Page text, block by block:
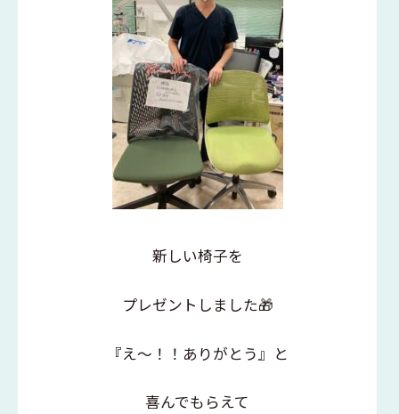
新しい椅子を
プレゼントしました🎁
『え〜！！ありがとう』と
喜んでもらえて